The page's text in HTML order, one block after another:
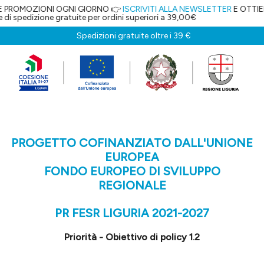
GIORNO 👉ISCRIVITI ALLA NEWSLETTERE OTTIENI IL 5% DI
per ordini superiori a 39,00€
Spedizioni gratuite oltre i 39 €
PROGETTO COFINANZIATO DALL'UNIONE
EUROPEA
FONDO EUROPEO DI SVILUPPO
REGIONALE
PR FESR LIGURIA 2021-2027
Priorità - Obiettivo di policy 1.2